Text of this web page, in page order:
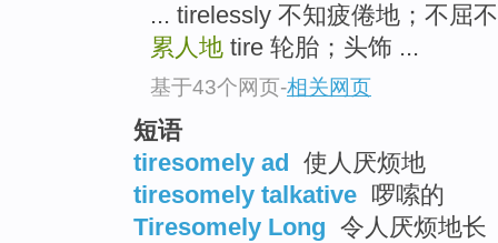
... tirelessly 不知疲倦地；不屈
累人地 tire 轮胎；头饰 ...
基于43个网页-相关网页
短语
tiresomely ad 使人厌烦地
tiresomely talkative 啰嗦的
Tiresomely Long 令人厌烦地长